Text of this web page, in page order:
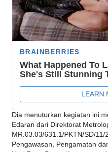
Dia menuturkan kegiatan ini
Edaran dari Direktorat
MR.03.03/631.1/PKTN/SD/
Pengawasan, Pengamatan